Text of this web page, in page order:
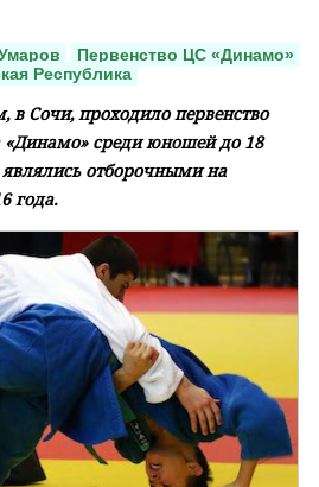
Первенство ЦС «Динамо»
Республика
в Сочи, проходило первенство
«Динамо» среди юношей до 18
являлись отборочными на
года.